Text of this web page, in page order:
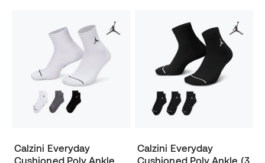
Calzini Everyday
Cushioned Poly Ankle
Calzini Everyday
Cushioned Poly Ankle (3